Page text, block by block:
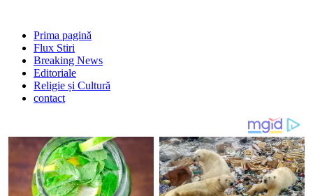
Prima pagină
Flux Stiri
Breaking News
Editoriale
Religie și Cultură
contact